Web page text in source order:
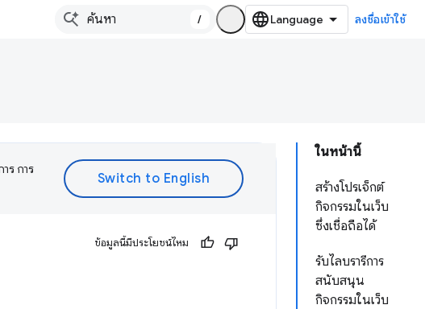
/ ลงชื่อเข้าใช้
ในหน้านี้
สร้างโปรเจ็กต์
กิจกรรมในเว็บ
ซึ่งเชื่อถือได้
รับไลบรารีการ
สนับสนุน
กิจกรรมในเว็บ
ร การ
ข้อมูลนี้มีประโยชน์ไหม